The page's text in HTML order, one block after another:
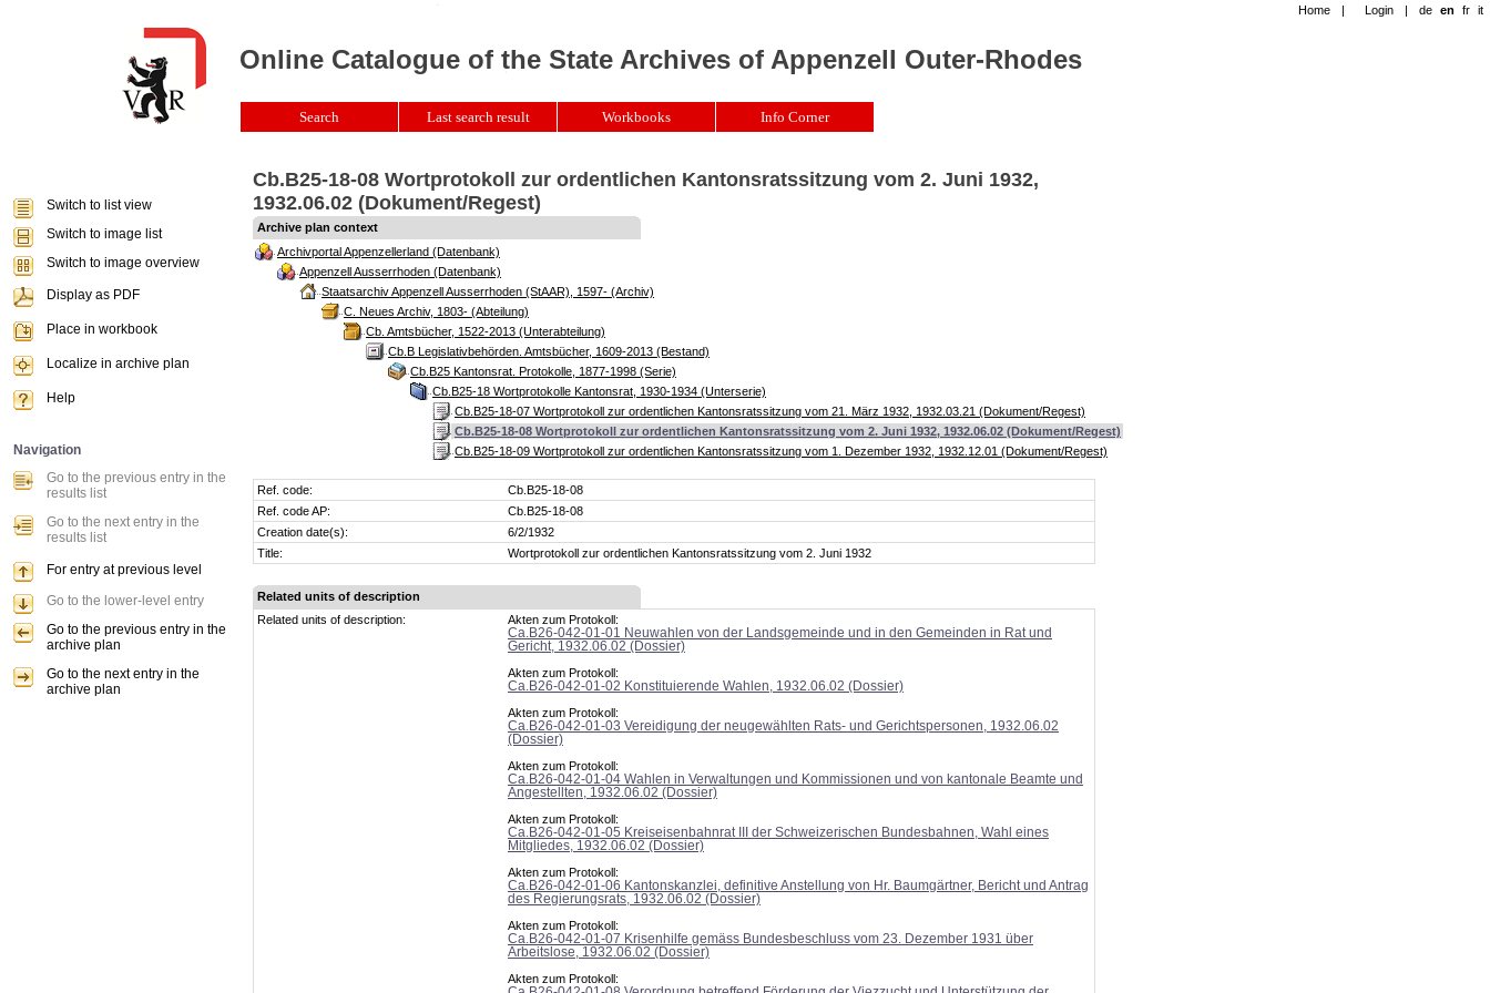
Cb.B25-18-08 Wortprotokoll zur ordentlichen Kantonsratssitzung vom 2. Juni 1932,
1932.06.02 (Dokument/Regest)
Archive plan context
Archivportal Appenzellerland (Datenbank)
Appenzell Ausserrhoden (Datenbank)
Staatsarchiv Appenzell Ausserrhoden (StAAR), 1597- (Archiv)
C. Neues Archiv, 1803- (Abteilung)
Cb. Amtsbücher, 1522-2013 (Unterabteilung)
Cb.B Legislativbehörden. Amtsbücher, 1609-2013 (Bestand)
Cb.B25 Kantonsrat. Protokolle, 1877-1998 (Serie)
Cb.B25-18 Wortprotokolle Kantonsrat, 1930-1934 (Unterserie)
Cb.B25-18-07 Wortprotokoll zur ordentlichen Kantonsratssitzung vom 21. März 1932, 1932.03.21 (Dokument/Regest)
Cb.B25-18-08 Wortprotokoll zur ordentlichen Kantonsratssitzung vom 2. Juni 1932, 1932.06.02 (Dokument/Regest)
Cb.B25-18-09 Wortprotokoll zur ordentlichen Kantonsratssitzung vom 1. Dezember 1932, 1932.12.01 (Dokument/Regest)
Ref. code:
Cb.B25-18-08
Ref. code AP:
Cb.B25-18-08
Creation date(s):
6/2/1932
Title:
Wortprotokoll zur ordentlichen Kantonsratssitzung vom 2. Juni 1932
Related units of description
Related units of description:
Akten zum Protokoll:
Ca.B26-042-01-01 Neuwahlen von der Landsgemeinde und in den Gemeinden in Rat und
Gericht, 1932.06.02 (Dossier)
Akten zum Protokoll:
Ca.B26-042-01-02 Konstituierende Wahlen, 1932.06.02 (Dossier)
Akten zum Protokoll:
Ca.B26-042-01-03 Vereidigung der neugewählten Rats- und Gerichtspersonen, 1932.06.02
(Dossier)
Akten zum Protokoll:
Ca.B26-042-01-04 Wahlen in Verwaltungen und Kommissionen und von kantonale Beamte und
Angestellten, 1932.06.02 (Dossier)
Akten zum Protokoll:
Ca.B26-042-01-05 Kreiseisenbahnrat III der Schweizerischen Bundesbahnen, Wahl eines
Mitgliedes, 1932.06.02 (Dossier)
Akten zum Protokoll:
Ca.B26-042-01-06 Kantonskanzlei, definitive Anstellung von Hr. Baumgärtner, Bericht und Antrag
des Regierungsrats, 1932.06.02 (Dossier)
Akten zum Protokoll:
Ca.B26-042-01-07 Krisenhilfe gemäss Bundesbeschluss vom 23. Dezember 1931 über
Arbeitslose, 1932.06.02 (Dossier)
Akten zum Protokoll:
Home | Login | de en fr it
Online Catalogue of the State Archives of Appenzell Outer-Rhodes
Search Last search result Workbooks Info Corner
Switch to list view
Switch to image list
Switch to image overview
Display as PDF
Place in workbook
Localize in archive plan
Help
Navigation
Go to the previous entry in the
results list
Go to the next entry in the
results list
For entry at previous level
Go to the lower-level entry
Go to the previous entry in the
archive plan
Go to the next entry in the
archive plan